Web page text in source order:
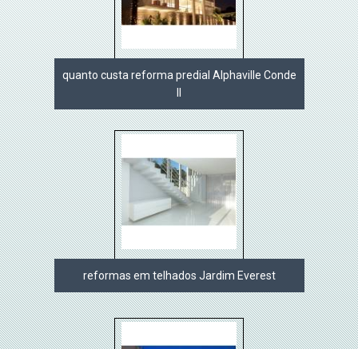
quanto custa reforma predial Alphaville Conde
reformas em telhados Jardim Everest